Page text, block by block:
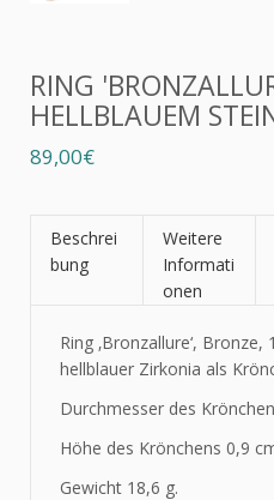
RING
HELLBLAUEM
89,00€
Beschrei
bung
Weitere
Informati
onen
Ring ‚Bronzallure‘,
hellblauer Zirkonia als
Durchmesser des
Höhe des Krönchens 0,9
Gewicht 18,6 g.